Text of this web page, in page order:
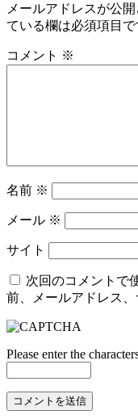
メールアドレスが公
ている欄は必須項目で
コメント ※
名前 ※
メール ※
サイト
次回のコメントで
前、メールアドレス、
Please enter the